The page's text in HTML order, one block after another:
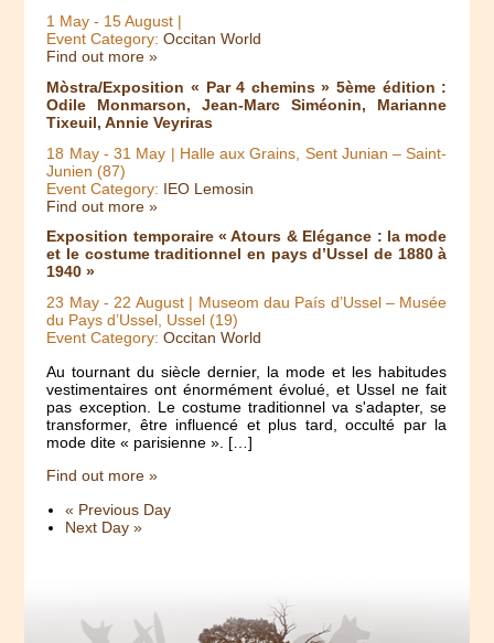
1 May - 15 August |
Event Category:Occitan World
Find out more »
Mòstra/Exposition « Par 4 chemins » 5ème édition :
Odile Monmarson, Jean-Marc Siméonin, Marianne
Tixeuil, Annie Veyriras
18 May-31 May | Halle aux Grains, Sent Junian – Saint-
Junien (87)
Event Category: IEO Lemosin
Find out more »
Exposition temporaire « Atours & Elégance : la mode
et le costume traditionnel en pays d’Ussel de 1880 à
1940 »
23 May-22 August| Museom dau País d’Ussel – Musée
du Pays d’Ussel, Ussel (19)
Event Category:Occitan World
Au tournant du siècle dernier, la mode et les habitudes
vestimentaires ont énormément évolué, et Ussel ne fait
pas exception. Le costume traditionnel va s'adapter, se
transformer, être influencé et plus tard, occulté par la
mode dite « parisienne ». […]
Find out more »
« Previous Day
Next Day»